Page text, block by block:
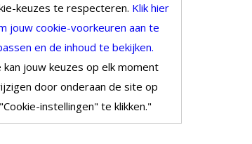
keuzes te respecteren. Klik hier
jouw cookie-voorkeuren aan te
en de inhoud te bekijken.
kan jouw keuzes op elk moment
door onderaan de site op
"Cookie-instellingen" te klikken."